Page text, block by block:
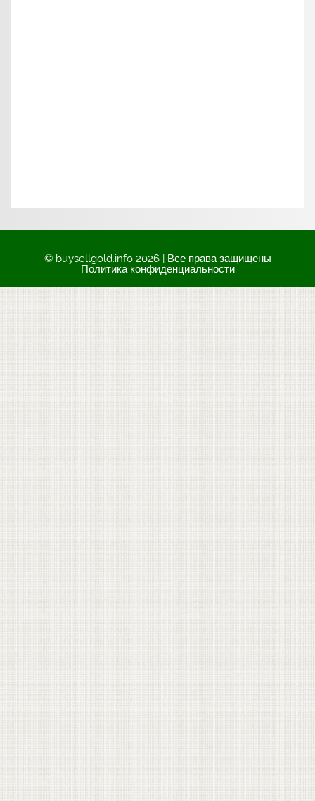
© buysellgold.info 2026 | Все права защищены
Политика конфиденциальности